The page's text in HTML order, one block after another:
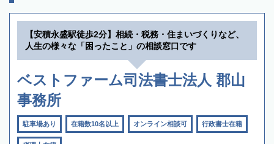
【安積永盛駅徒歩2分】相続・税務・住まいづくりなど、
人生の様々な「困ったこと」の相談窓口です
ベストファーム司法書士法人 郡山
事務所
駐車場あり 在籍数10名以上 オンライン相談可 行政書士在籍